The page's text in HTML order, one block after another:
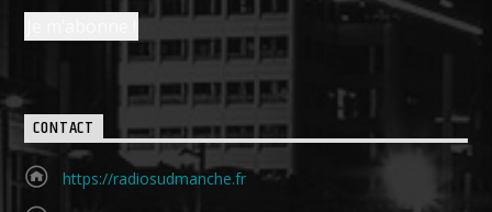
CONTACT
https://radiosudmanche.fr